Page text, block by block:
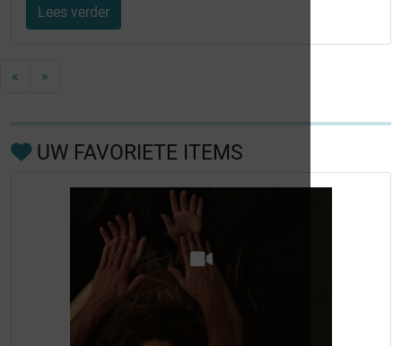
Lees verder
« »
UW FAVORIETE ITEMS